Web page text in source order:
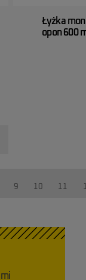
Łyżka
opon 600
9 10 11